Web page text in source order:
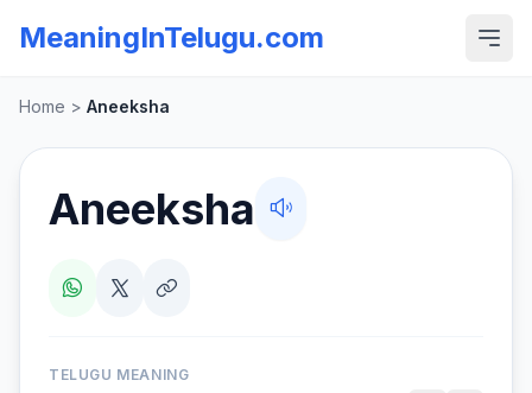
MeaningInTelugu.com
Home > Aneeksha
Aneeksha
TELUGU MEANING